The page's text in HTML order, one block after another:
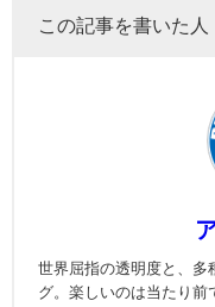
この記事を書いた人
世界屈指の透明度と、多
グ。楽しいのは当たり前